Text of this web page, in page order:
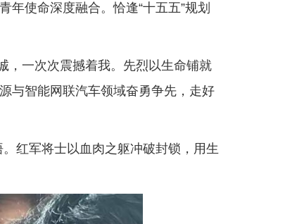
使命深度融合。恰逢“十五五”规划
，一次次震撼着我。先烈以生命铺就
与智能网联汽车领域奋勇争先，走好
红军将士以血肉之躯冲破封锁，用生